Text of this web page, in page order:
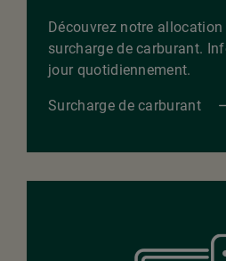
Découvrez notre
surcharge de carburant.
jour quotidiennement.
Surcharge de carburant